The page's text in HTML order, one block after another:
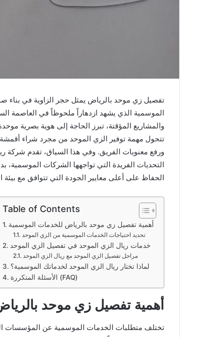
تفصيل زي موحد بالرياض يمثل حجر الزاوية في
الموسمية الذي يشهد ازدهاراً ملحوظاً في العاصمة
والمشاريع المؤقتة، تبرز الحاجة إلى هوية بصرية
تتحول مهمة توفير الزي الموحد من مجرد شراء أقمشة
ورفع معنويات الفريق. وفي هذا السياق، تقدم شركة
التحديات الفريدة التي تواجهها الشركات
الحفاظ على أعلى معايير الجودة التي تتوافق مع بيئة
Table of Contents
أهمية تفصيل زي موحد بالرياض للخدمات الموسمية
تحديد احتياجات الخدمات الموسمية من الزي الموحد
خدمات ريال الزي الموحد في تفصيل الزي الموحد
مراحل تفصيل الزي الموحد مع ريال الزي الموحد
لماذا تختار ريال الزي الموحد لخدماتك الموسمية؟
الأسئلة المتكررة (FAQ)
أهمية تفصيل زي موحد
تختلف متطلبات الخدمات الموسمية عن